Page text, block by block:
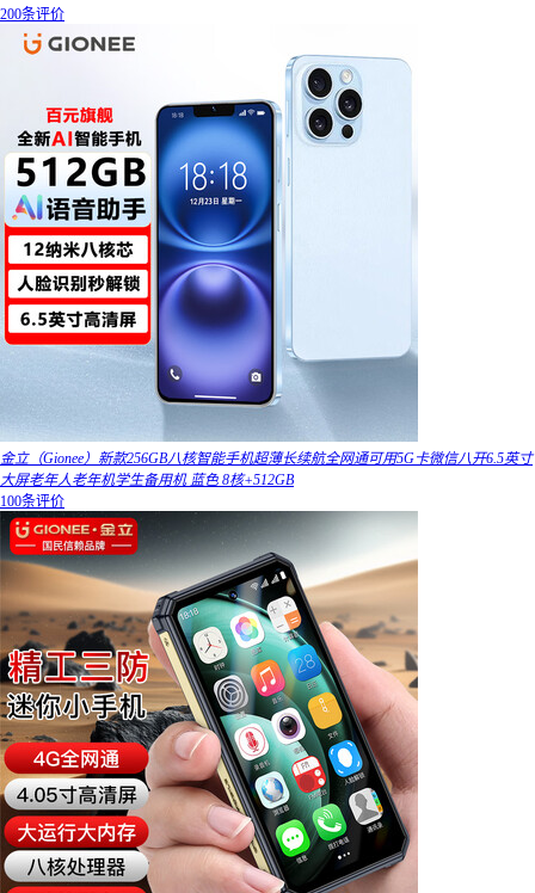
200条评价
金立（Gionee）新款256GB八核智能手机超薄长续航全网通可用5G卡微信八开6.5英寸
大屏老年人老年机学生备用机 蓝色 8核+512GB
100条评价